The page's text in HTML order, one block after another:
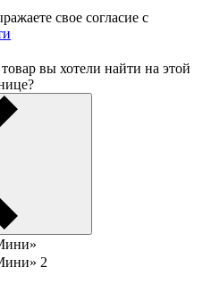
свое согласие с
вы хотели найти на этой
2